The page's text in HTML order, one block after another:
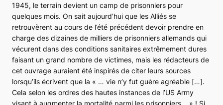
1945, le terrain devient un camp de prisonniers pour
quelques mois. On sait aujourd’hui que les Alliés se
retrouvèrent au cours de l’été précédent devoir prendre en
charge des dizaines de milliers de prisonniers allemands qui
vécurent dans des conditions sanitaires extrêmement dures
faisant un grand nombre de victimes, mais les rédacteurs de
cet ouvrage auraient été inspirés de citer leurs sources
lorsqu’ils écrivent que la « … vie n’y fut guère agréable […].
Cela selon les ordres des hautes instances de l’US Army
visant à augmenter la mortalité parmi les prisonniers… » ! Si